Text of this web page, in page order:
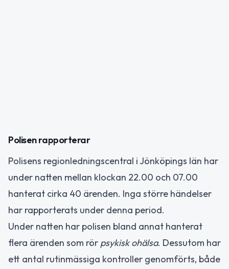
Polisen rapporterar
Polisens regionledningscentral i Jönköpings län har
under natten mellan klockan 22.00 och 07.00
hanterat cirka 40 ärenden. Inga större händelser
har rapporterats under denna period.
Under natten har polisen bland annat hanterat
flera ärenden som rör psykisk ohälsa. Dessutom har
ett antal rutinmässiga kontroller genomförts, både